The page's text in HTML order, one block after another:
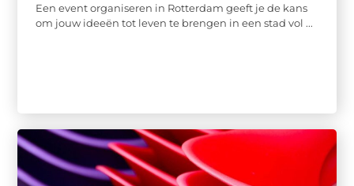
Een event organiseren in Rotterdam geeft je de kans
om jouw ideeën tot leven te brengen in een stad vol ...